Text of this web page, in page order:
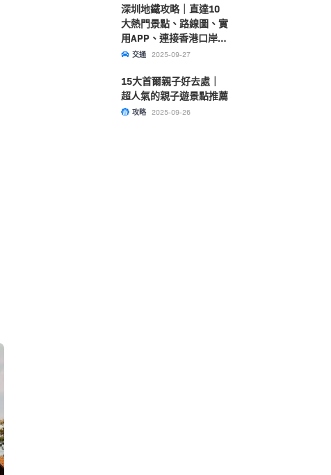
深圳地鐵攻略｜直達10
大熱門景點、路線圖、實
用APP、連接香港口岸一
文睇清！
交通 2025-09-27
15大首爾親子好去處｜
超人氣的親子遊景點推薦
攻略 2025-09-26